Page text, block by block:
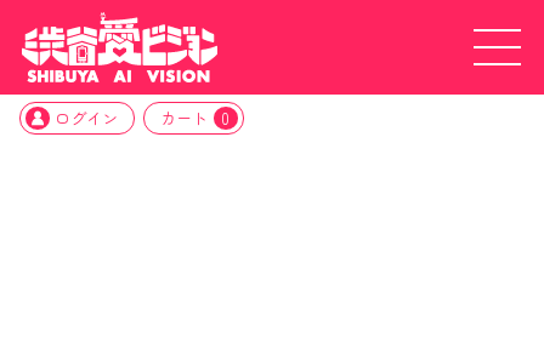
ログイン カート 0